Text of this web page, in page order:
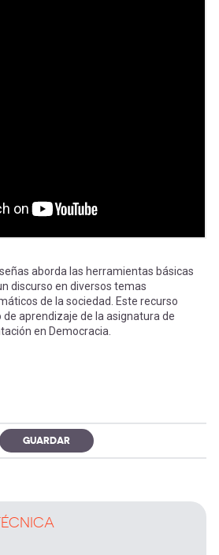
aborda las herramientas básicas
discurso en diversos temas
de la sociedad. Este recurso
aprendizaje de la asignatura de
en Democracia.
GUARDAR